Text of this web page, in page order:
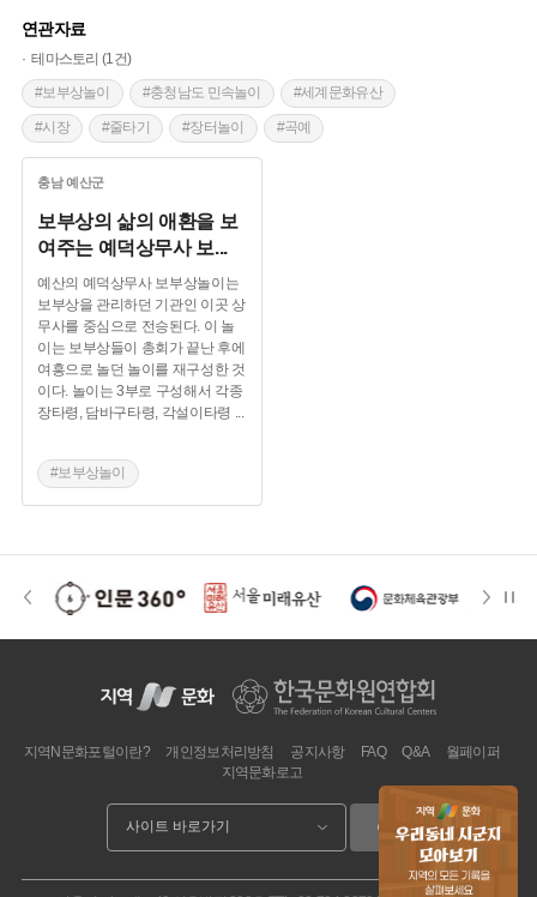
#제주 관덕정
#단원풍속도첩 #노점상인 #봇짐 #동래상인
#동래장터 #정영창 #만기요람 #서영보
#보부상 거래수표 #보부상 회계문서
#보부상 임명장
#행상 #보부상 쉼터 #노점
#평양장 #평양 행상 #개성장터
#서문시장 #전주시장 #전주장
#화폐 #주루막 #보자기
#경기도시장 #상인사회 #안산시장
#안산가볼만한곳
연관자료
테마스토리 (1건)
#보부상놀이
#충청남도 민속놀이 #세계문화유산
#시장 #줄타기 #장터놀이 #곡예
#남사당패 #남사당놀이 #보부상
충남예산군
보부상의 삶의 애환을 보
여주는 예덕상무사 보...
예산의 예덕상무사 보부상놀이는
보부상을 관리하던 기관인 이곳 상
무사를 중심으로 전승된다. 이 놀
이는 보부상들이 총회가 끝난 후에
여흥으로 놀던 놀이를 재구성한 것
이다. 놀이는 3부로 구성해서 각종
장타령, 담바구타령, 각설이타령
#보부상놀이
#충청남도 민속놀이
이동
지역N문화포털이란? 개인정보처리방침 공지사항 FAQ Q&A
월페이퍼
지역문화로고